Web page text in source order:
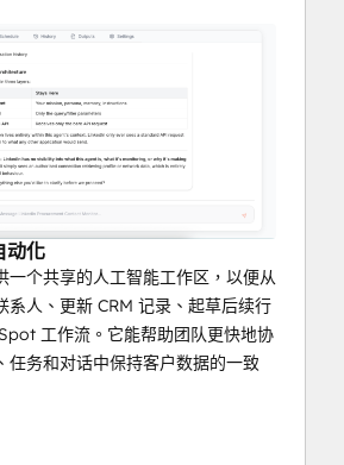
动化
一个共享的人工智能工作区，以便从
系人、更新 CRM 记录、起草后续行
工作流。它能帮助团队更快地协
任务和对话中保持客户数据的一致